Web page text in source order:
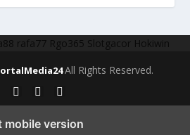
rafa77 Rgo365 Slotgacor Hokiwin
All Rights Reserved.
mobile version